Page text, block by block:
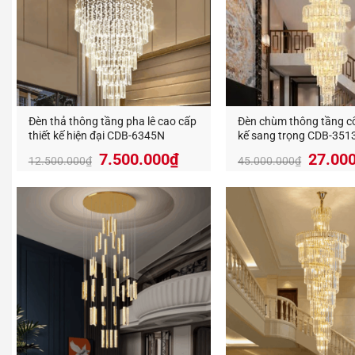
Hiệu
Sự kết
sáng
lại cảm
Ngoài
Đèn thả thông tầng pha lê cao cấp
thiết kế hiện đại CDB-6345N
12.500.000₫ 7.500.000₫
Đèn chùm thông tầng
kế sang trọng CDB-
45.000.000₫ Giá
là: